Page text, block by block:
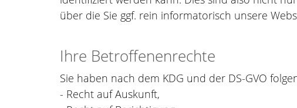
über die Sie ggf. rein informatorisch unsere
Ihre Betroffenenrechte
Sie haben nach dem KDG und der DS-GVO
- Recht auf Auskunft,